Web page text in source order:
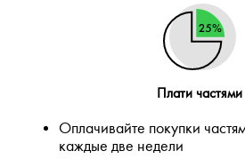
Плати частями
Оплачивайте покупки
каждые две недели